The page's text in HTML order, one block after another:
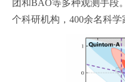
团和BAO等多种观测手段
个科研机构，400余名科学